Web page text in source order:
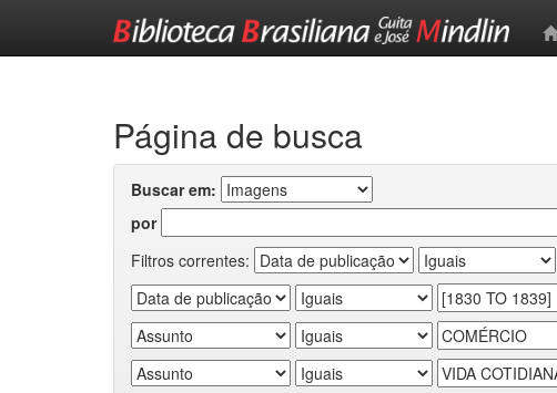
Página de busca
Buscar em:
por
Filtros correntes: